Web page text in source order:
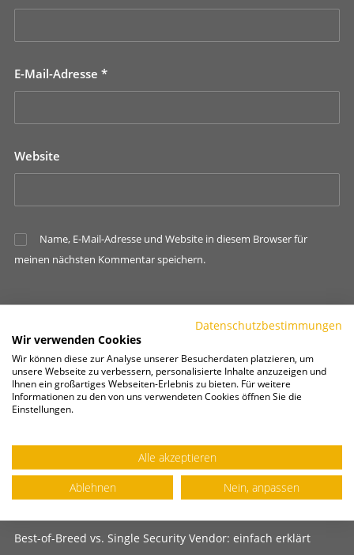
E-Mail-Adresse *
Website
Name, E-Mail-Adresse und Website in diesem Browser für
meinen nächsten Kommentar speichern.
NEUE BEITRÄGE
Best-of-Breed vs. Single Security Vendor: einfach erklärt
Datenschutzbestimmungen
Wir verwenden Cookies
Wir können diese zur Analyse unserer Besucherdaten platzieren, um
unsere Webseite zu verbessern, personalisierte Inhalte anzuzeigen und
Ihnen ein großartiges Webseiten-Erlebnis zu bieten. Für weitere
Informationen zu den von uns verwendeten Cookies öffnen Sie die
Einstellungen.
Alle akzeptieren
Ablehnen
Nein, anpassen